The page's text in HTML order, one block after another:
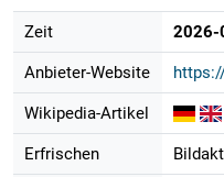
Zeit 2026-
Anbieter-Website
Wikipedia-Artikel
Erfrischen